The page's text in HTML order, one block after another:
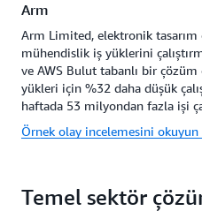
Arm
Arm Limited, elektronik tasarım
mühendislik iş yüklerini
ve AWS Bulut tabanlı bir
yükleri için %32 daha düşük
haftada 53 milyondan fazla işi
Örnek olay incelemesini okuyun
Temel sektör